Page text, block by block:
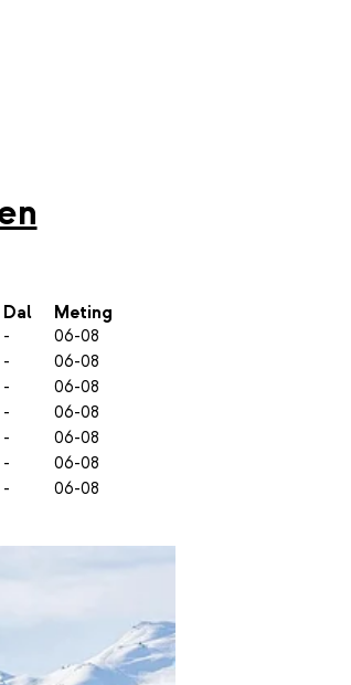
Dal
Meting
-
06-08
-
06-08
-
06-08
-
06-08
-
06-08
-
06-08
- 06-08